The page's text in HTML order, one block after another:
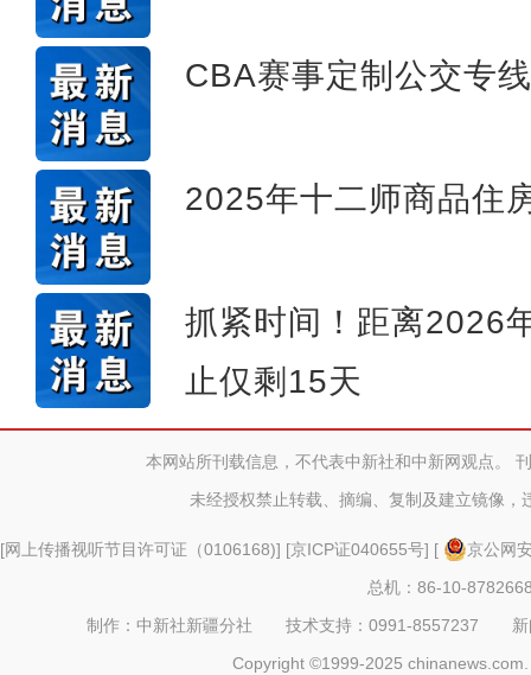
CBA赛事定制公交专
2025年十二师商品住
抓紧时间！距离2026
止仅剩15天
本网站所刊载信息，不代表中新社和中新网观点。
未经授权禁止转载、摘编、复制及建立镜像，
[网上传播视听节目许可证（0106168)] [京ICP证040655号] [
京公网
总机：86-10-
制作：中新社新疆分社 技术支持：0991-8557237
Copyright ©1999-2025